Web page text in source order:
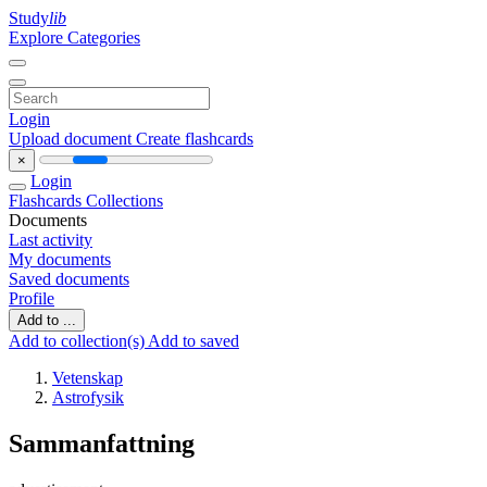
Studylib
Explore Categories
Login
Upload document Create flashcards
×
Login
Flashcards Collections
Documents
Last activity
My documents
Saved documents
Profile
Add to ...
Add to collection(s) Add to saved
Vetenskap
Astrofysik
Sammanfattning